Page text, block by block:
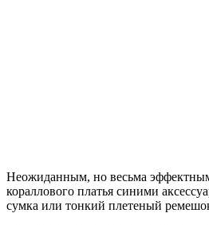
Неожиданным, но весьма
кораллового платья синими
сумка или тонкий плетеный